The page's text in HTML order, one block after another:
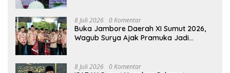
8 Juli 2026 0 Komentar
Buka Jambore Daerah XI Sumut 2026,
Wagub Surya Ajak Pramuka Jadi
8 Juli 2026 0 Komentar